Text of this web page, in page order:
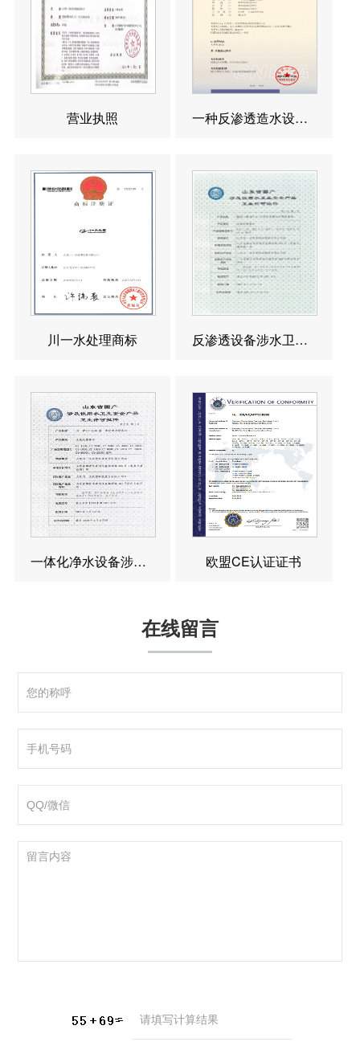
营业执照 一种反渗透造水设备发明专利
川一水处理商标 反渗透设备涉水卫生许可批件
一体化净水设备涉水卫生许可批件 欧盟CE认证证书
在线留言